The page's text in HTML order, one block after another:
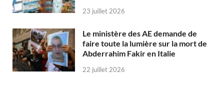
23 juillet 2026
Le ministère des AE demande de
faire toute la lumière sur la mort de
Abderrahim Fakir en Italie
22 juillet 2026